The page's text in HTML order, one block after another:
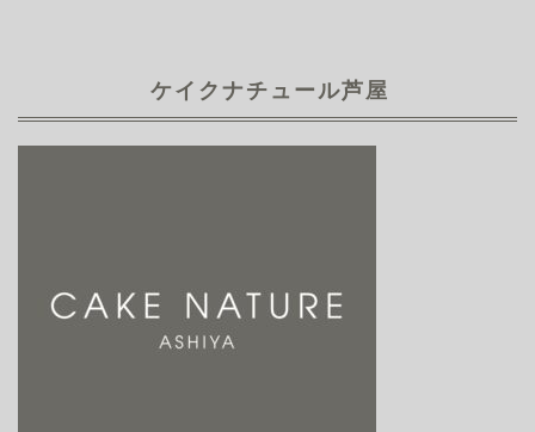
ケイクナチュール芦屋